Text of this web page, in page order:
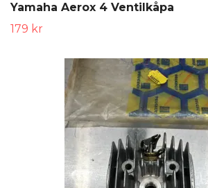
Yamaha Aerox 4 Ventilkåpa
179 kr